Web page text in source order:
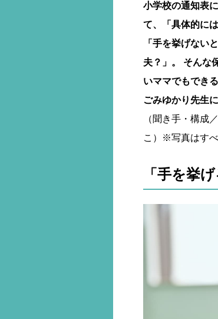
小学校の通知表
て、「具体的に
「手を挙げない
夫？」。 そんな
いママでもでき
ごみゆかり先生
（聞き手・構成
こ）※写真はす
「手を挙